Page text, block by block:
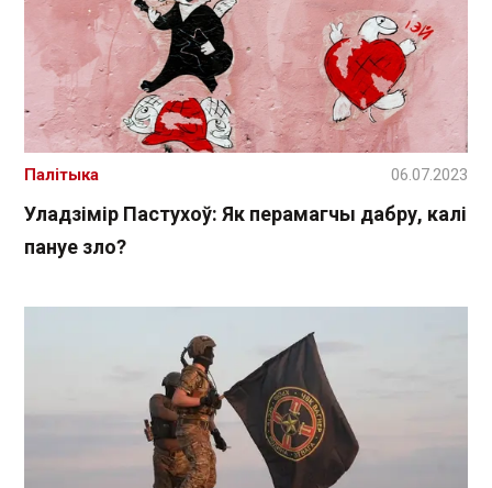
Уладзімір Пастухоў: Як перамагчы дабру, калі
пануе зло?
Палітыка 06.07.2023